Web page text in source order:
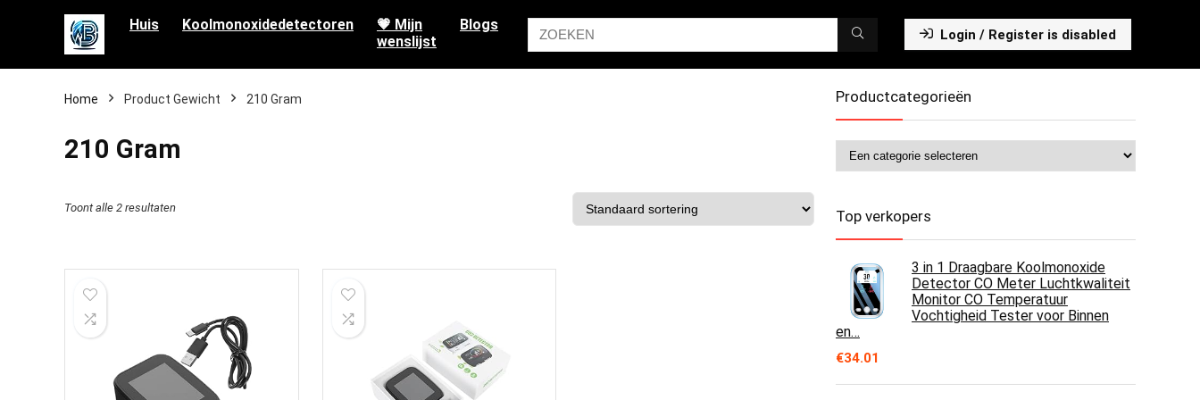
Huis Koolmonoxidedetectoren
💗 Mijn
wenslijst
Blogs
Login / Register is disabled
Home Product Gewicht ‎210 Gram
‎210 Gram
Toont alle 2 resultaten
Productcategorieën
Top verkopers
3 in 1 Draagbare Koolmonoxide
Detector CO Meter Luchtkwaliteit
Monitor CO Temperatuur
Vochtigheid Tester voor Binnen
en…
€34.01